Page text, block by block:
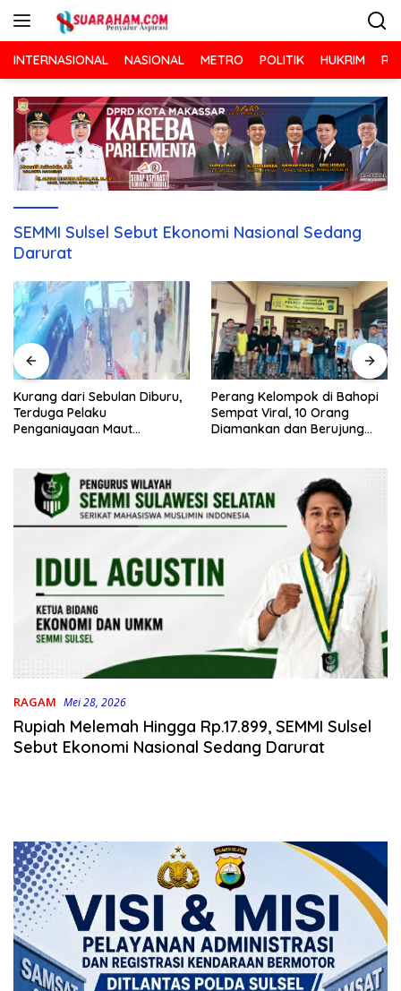
INTERNASIONAL NASIONAL METRO POLITIK HUKRIM
SEMMI Sulsel Sebut Ekonomi Nasional Sedang
Darurat
Kurang dari Sebulan Diburu,
Terduga Pelaku
Penganiayaan Maut
Perang Kelompok di Bahopi
Sempat Viral, 10 Orang
Diamankan dan Berujung
RAGAM Mei 28, 2026
Rupiah Melemah Hingga Rp.17.899, SEMMI Sulsel
Sebut Ekonomi Nasional Sedang Darurat